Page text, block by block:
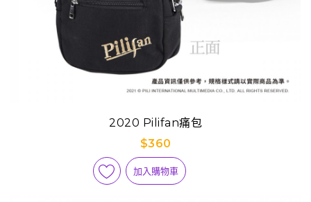
2020 Pilifan痛包
$360
加入購物車